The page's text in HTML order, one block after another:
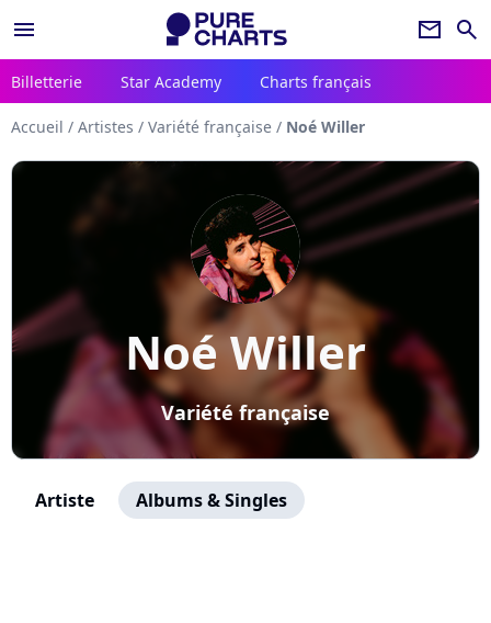
menu newsletter search
Billetterie Star Academy Charts français
Accueil / Artistes / Variété française / Noé Willer
Noé Willer
Variété française
Artiste Albums & Singles